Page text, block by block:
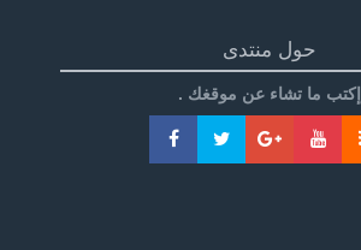
حول منتدى
إكتب ما تشاء عن موقغك .